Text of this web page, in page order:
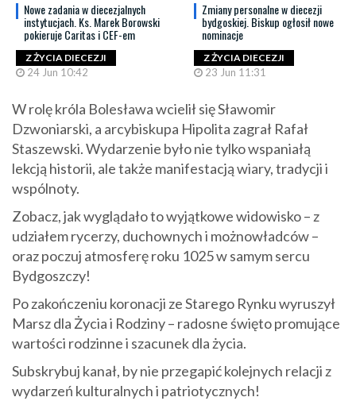
Nowe zadania w diecezjalnych
instytucjach. Ks. Marek Borowski
pokieruje Caritas i CEF-em
Z ŻYCIA DIECEZJI
24 Jun 10:42
Zmiany personalne w diecezji
bydgoskiej. Biskup ogłosił nowe
nominacje
Z ŻYCIA DIECEZJI
23 Jun 11:31
W rolę króla Bolesława wcielił się Sławomir
Dzwoniarski, a arcybiskupa Hipolita zagrał Rafał
Staszewski. Wydarzenie było nie tylko wspaniałą
lekcją historii, ale także manifestacją wiary, tradycji i
wspólnoty.
Zobacz, jak wyglądało to wyjątkowe widowisko – z
udziałem rycerzy, duchownych i możnowładców –
oraz poczuj atmosferę roku 1025 w samym sercu
Bydgoszczy!
Po zakończeniu koronacji ze Starego Rynku wyruszył
Marsz dla Życia i Rodziny – radosne święto promujące
wartości rodzinne i szacunek dla życia.
Subskrybuj kanał, by nie przegapić kolejnych relacji z
wydarzeń kulturalnych i patriotycznych!